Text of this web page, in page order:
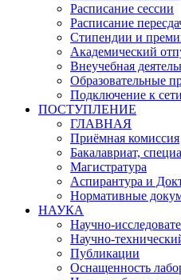
Расписание сессии
Расписание
Стипендии и
Академический
Внеучебная
Образовательные
Подключение к
ПОСТУПЛЕНИЕ
ГЛАВНАЯ
Приёмная комиссия
Бакалавриат,
Магистратура
Аспирантура и
Нормативные
НАУКА
Научно-
Научно-
Публикации
Оснащенность